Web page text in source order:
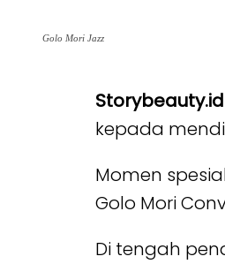
Golo Mori Jazz
Storybeauty.id
kepada
Momen
Golo Mori
Di tengah